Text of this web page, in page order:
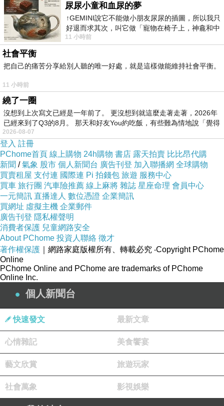
親愛的台長︰
恭喜您！此篇文章極為優質，獲選為本日哈燒
文章，將會出現在新聞台首頁哈燒文章區塊輪播。
請您繼續保持每日撰寫文章的好習慣，期待您提供
讀者更多精采的內容，加油！
易岑爸爸
孩子
過兩天爸爸帶媽媽一起回去看看你，你身體狀況還
沒完全恢復，如此虛弱狀況下，該讓阿姨或小妹協
助就別勉強，無礙知否？女兒啊！你思念媽媽，媽
媽無時無刻也思念著妳，爸爸該如何是好？這次回
去不會待太多時間，趕緊兒把你名字更改回來好
否？你乖！受苦受累了，你要耐心復健定能慢慢恢
復如前，復建需要時間累積，別心急好否？你要好
好吃完東西，不能總是吃幾口就喊不要，喊著休息
睡覺，這樣如何能有效進步？再去針灸治療好否？
讓中醫治療來輔助你，也調理你虛弱的體質，爸爸
知道你現在狀況比起之前更需要加油，爸爸不得不
說說你，聽聞阿姨提及你自上次出院後，這回入院
返家以來，你不愛坐起來，一直說好累睡覺，孩子
這樣不可以，知悉如此後果否？退化加劇，爸爸工
作忙運動少，一爬山變知腳力退步，如能規律運
動，保持健康與各方面肌耐力，故你在思維之，長
時間躺著與耐不住再多一些疲累才休息，如此持續
下去之下，孩子你將好轉或急轉直下？你該當把所
有長輩之建言，好好思維一番，復健師已將細況告
知阿姨如何掌握與協助你之要領，你理當全力配合
並且達到正常之溝通，你總是低頭默不回答，長久
下來，你與人溝通之能力產生退化，現在出院了，
爸爸才跟你說說重話，你在醫院大發脾氣，說了大
家不懂你，孩子啊，你拒絕大家了解你，你自己知
道否？一整天說不上10句話，又少之又少的完整句
要了，願意的通常點頭表示，再來就個單字嗯或
好，孩子在這樣下去，我們擔心很擔心你會忘記怎
你是有能力快樂起來，千萬別因此封閉了自己好
否？你乖乖養身體，主動給爸爸打電話吧，這兩三
尿尿小童和血尿的夢
↑GEMINI說它不能做小朋友尿尿的插圖，所以我只
好退而求其次，叫它做「寵物在椅子上，神龕和中
年人臉孔」的畫了。 六月底
11 小時前
社會平衡
把自己的痛苦分享給別人聽的唯一好處，就是這樣做能維持社會平衡。
11 小時前
繞了一圈
沒想到上次寫文已經是一年前了。 更沒想到就這麼走著走著，2026年
已經來到了Q3的8月。 那天和好友You約吃飯，有些難為情地說「覺得
2026-08-07
登入 註冊
PChome首頁 線上購物 24h購物 書店 露天拍賣 比比昂代購
新聞 /氣象 股市 個人新聞台 廣告刊登 加入聯播網 全球購物
買賣租屋 支付連 國際連 Pi 拍錢包 旅遊 服務中心
買車 旅行團 汽車險推薦 線上麻將 雜誌 星座命理 會員中心
一元簡訊 直播達人 數位憑證 企業簡訊
買網址 虛擬主機 企業郵件
廣告刊登 隱私權聲明
消費者保護 兒童網路安全
About PChome 投資人聯絡 徵才
著作權保護 ｜網路家庭版權所有、轉載必究 ‧Copyright PChome
Online
PChome Online and PChome are trademarks of PChome
Online Inc.
個人新聞台
快速發文 最新文章
心情雜記 美食饗宴
藝文欣賞 旅遊玩家
社會萬象 影視娛樂